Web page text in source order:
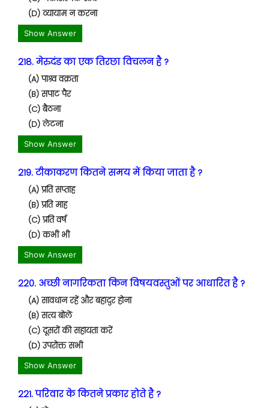
(D) व्यायाम न करना
Show Answer
218. मेरुदंड का एक तिरछा विचलन है ?
(A) पाश्र्व वक्रता
(B) सपाट पैर
(C) बैठना
(D) लेटना
Show Answer
219. टीकाकरण कितने समय में किया जाता है ?
(A) प्रति सप्ताह
(B) प्रति माह
(C) प्रति वर्ष
(D) कभी भी
Show Answer
220. अच्छी नागरिकता किन विषयवस्तुओं पर आधारित है ?
(A) सावधान रहें और बहादुर होना
(B) सत्य बोलें
(C) दूसरों की सहायता करें
(D) उपरोक्त सभी
Show Answer
221. परिवार के कितने प्रकार होते है ?